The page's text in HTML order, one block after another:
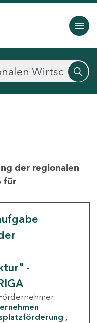
der regionalen
für
-